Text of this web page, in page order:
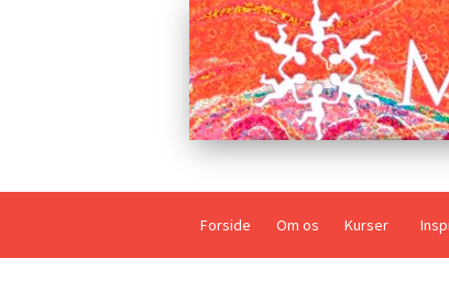
Forside Om os Kurser